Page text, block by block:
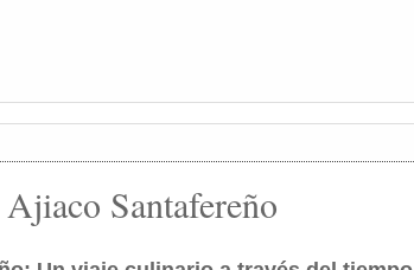
Santafereño